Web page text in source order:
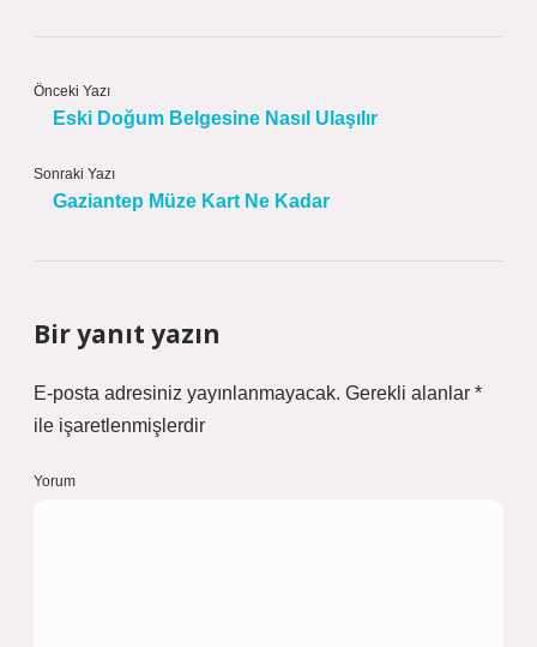
Önceki Yazı
Eski Doğum Belgesine Nasıl Ulaşılır
Sonraki Yazı
Gaziantep Müze Kart Ne Kadar
Bir yanıt yazın
E-posta adresiniz yayınlanmayacak. Gerekli alanlar *
ile işaretlenmişlerdir
Yorum